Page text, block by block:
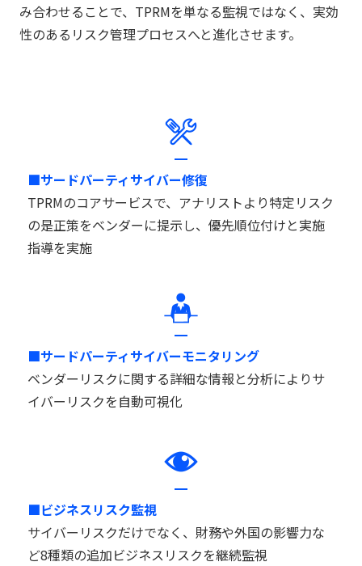
み合わせることで、TPRMを単なる監視ではなく、実効
性のあるリスク管理プロセスへと進化させます。
■サードパーティサイバー修復
TPRMのコアサービスで、アナリストより特定リスク
の是正策をベンダーに提示し、優先順位付けと実施
指導を実施
■サードパーティサイバーモニタリング
ベンダーリスクに関する詳細な情報と分析によりサ
イバーリスクを自動可視化
■ビジネスリスク監視
サイバーリスクだけでなく、財務や外国の影響力な
ど8種類の追加ビジネスリスクを継続監視